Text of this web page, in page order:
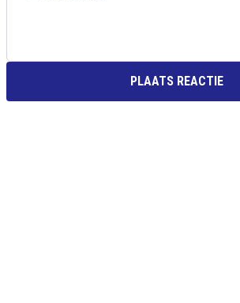
PLAATS REACTIE